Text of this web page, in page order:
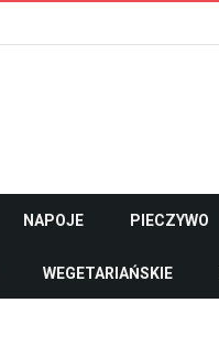
NAPOJE PIECZYWO
WEGETARIAŃSKIE